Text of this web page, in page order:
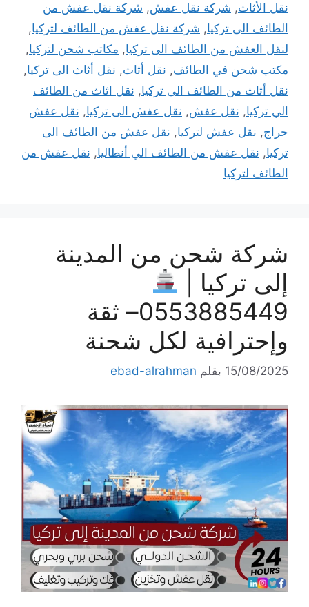
نقل الأثاث, شركة نقل عفش, شركة نقل عفش من
الطائف الى تركيا, شركة نقل عفش من الطائف لتركيا,
لنقل العفش من الطائف الى تركيا, مكاتب شحن لتركيا,
مكتب شحن في الطائف, نقل أثاث, نقل أثاث الى تركيا,
نقل أثاث من الطائف الى تركيا, نقل اثاث من الطائف
الي تركيا, نقل عفش, نقل عفش الى تركيا, نقل عفش
حراج, نقل عفش لتركيا, نقل عفش من الطائف الى
تركيا, نقل عفش من الطائف الي أنطاليا, نقل عفش من
الطائف لتركيا
شركة شحن من المدينة
إلى تركيا |
0553885449– ثقة
وإحترافية لكل شحنة
15/08/2025 بقلم ebad-alrahman